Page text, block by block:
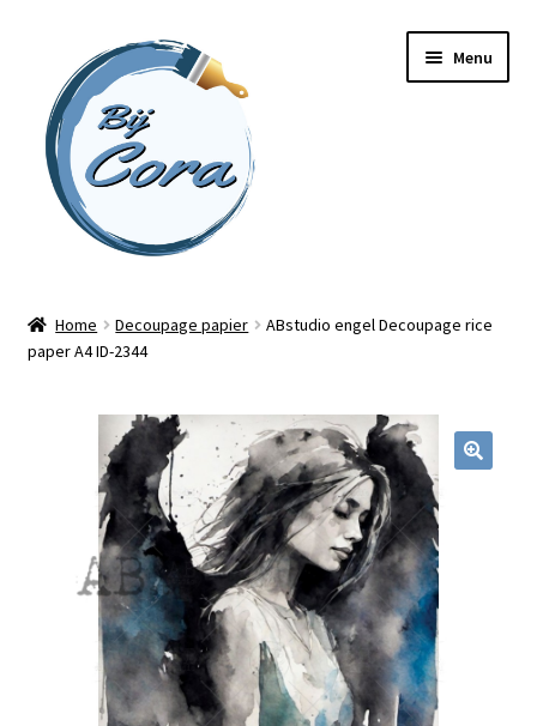
naar
navigatie
inhoud
Menu
Workshops
Online cursussen
Blog / DIY / Tutorials
Home Decoupage papier
ABstudio engel Decoupage rice
paper A4 ID-2344